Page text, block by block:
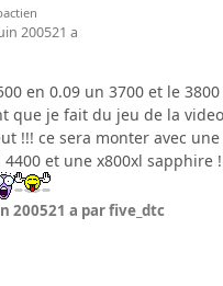
200521 a
en 0.09 un 3700 et le
que je fait du jeu de la
!!! ce sera monter avec
et une x800xl sapphire
200521 a par five_dtc